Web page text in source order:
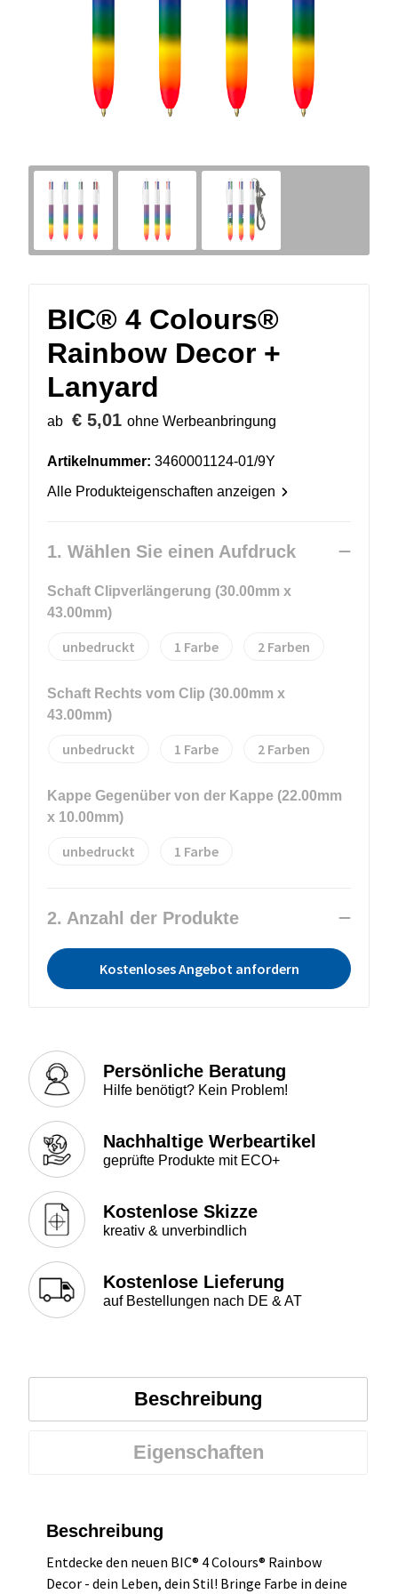
BIC® 4 Colours®
Rainbow Decor +
Lanyard
ab € 5,01 ohne Werbeanbringung
Artikelnummer: 3460001124-01/9Y
Alle Produkteigenschaften anzeigen
1. Wählen Sie einen Aufdruck
Schaft Clipverlängerung (30.00mm x
43.00mm)
unbedruckt 1 2
Schaft Rechts vom Clip (30.00mm x
43.00mm)
unbedruckt 1 2
Kappe Gegenüber von der Kappe (22.00mm
x 10.00mm)
unbedruckt 1
2. Anzahl der Produkte
Kostenloses Angebot anfordern
Persönliche Beratung
Hilfe benötigt? Kein Problem!
Nachhaltige Werbeartikel
geprüfte Produkte mit ECO+
Kostenlose Skizze
kreativ & unverbindlich
Kostenlose Lieferung
auf Bestellungen nach DE & AT
Beschreibung
Eigenschaften
Beschreibung
Entdecke den neuen BIC® 4 Colours® Rainbow
Decor - dein Leben, dein Stil! Bringe Farbe in deine